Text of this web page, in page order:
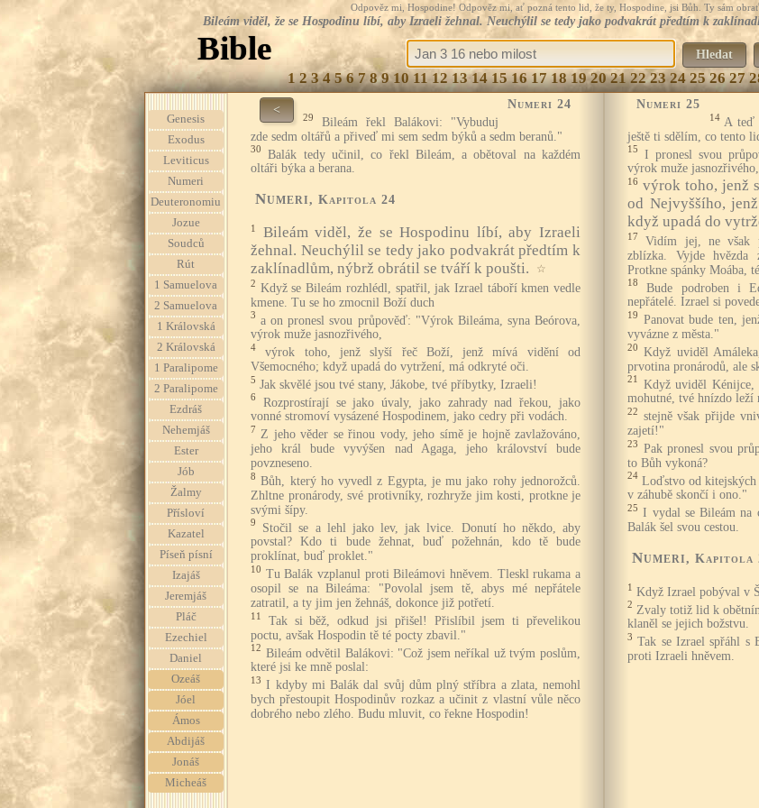
Odpověz mi, Hospodine! Odpověz mi, ať pozná tento lid, že ty, Hospodine, jsi Bůh. Ty sám
Bileám viděl, že se Hospodinu líbí, aby Izraeli žehnal. Neuchýlil se tedy jako podvakrát předtím k
Bible Hledat
1 2 3 4 5 6 7 8 9 10 11 12 13 14 15 16 17 18 19 20 21 22 23 24 25 26 27
Genesis
Exodus
Leviticus
Numeri
Deuteronomiu
Jozue
Soudců
Rút
1 Samuelova
2 Samuelova
1 Královská
2 Královská
1 Paralipome
2 Paralipome
Ezdráš
Nehemjáš
Ester
Jób
Žalmy
Přísloví
Kazatel
Píseň písní
Izajáš
Jeremjáš
Pláč
Ezechiel
Daniel
Ozeáš
Jóel
Ámos
Abdijáš
Jonáš
Micheáš
< Numeri 24
29
Bileám řekl Balákovi: "Vybuduj
zde sedm oltářů a přiveď mi sem sedm býků a sedm beranů."
30
Balák tedy učinil, co řekl Bileám, a obětoval na každém
oltáři býka a berana.
Numeri, Kapitola 24
1
Bileám viděl, že se Hospodinu líbí, aby Izraeli
žehnal. Neuchýlil se tedy jako podvakrát předtím k
zaklínadlům, nýbrž obrátil se tváří k poušti.
☆
2 Když se Bileám rozhlédl, spatřil, jak Izrael táboří kmen vedle
kmene. Tu se ho zmocnil Boží duch
3 a on pronesl svou průpověď: "Výrok Bileáma, syna Beórova,
výrok muže jasnozřivého,
4
výrok toho, jenž slyší řeč Boží, jenž mívá vidění od
Všemocného; když upadá do vytržení, má odkryté oči.
5 Jak skvělé jsou tvé stany, Jákobe, tvé příbytky, Izraeli!
6
Rozprostírají se jako úvaly, jako zahrady nad řekou, jako
vonné stromoví vysázené Hospodinem, jako cedry při vodách.
7 Z jeho věder se řinou vody, jeho símě je hojně zavlažováno,
jeho král bude vyvýšen nad Agaga, jeho království bude
povzneseno.
8 Bůh, který ho vyvedl z Egypta, je mu jako rohy jednorožců.
Zhltne pronárody, své protivníky, rozhryže jim kosti, protkne je
svými šípy.
9
Stočil se a lehl jako lev, jak lvice. Donutí ho někdo, aby
povstal? Kdo ti bude žehnat, buď požehnán, kdo tě bude
proklínat, buď proklet."
10 Tu Balák vzplanul proti Bileámovi hněvem. Tleskl rukama a
osopil se na Bileáma: "Povolal jsem tě, abys mé nepřátele
zatratil, a ty jim jen žehnáš, dokonce již potřetí.
11
Tak si běž, odkud jsi přišel! Přislíbil jsem ti převelikou
poctu, avšak Hospodin tě té pocty zbavil."
12 Bileám odvětil Balákovi: "Což jsem neříkal už tvým poslům,
které jsi ke mně poslal:
13 I kdyby mi Balák dal svůj dům plný stříbra a zlata, nemohl
bych přestoupit Hospodinův rozkaz a učinit z vlastní vůle něco
dobrého nebo zlého. Budu mluvit, co řekne Hospodin!
Numeri 25
14 A teď
ještě ti sdělím, co tento
15
I pronesl svou
výrok muže jasnozřivého,
16 výrok toho, jenž
od Nejvyššího,
když upadá do
17
Vidím jej, ne však
zblízka. Vyjde hvězda
Protkne spánky Moába,
18
Bude podroben i
nepřátelé. Izrael si
19 Panovat bude ten,
vyvázne z města."
20
Když uviděl
prvotina pronárodů, ale
21 Když uviděl
mohutné, tvé hnízdo leží
22 stejně však přijde
zajetí!"
23 Pak pronesl svou
to Bůh vykoná?
24 Loďstvo od
v záhubě skončí i ono."
25 I vydal se Bileám na
Balák šel svou cestou.
Numeri, Kapitola
1 Když Izrael pobýval v
2 Zvaly totiž lid k
klaněl se jejich božstvu.
3 Tak se Izrael spřáhl s
proti Izraeli hněvem.